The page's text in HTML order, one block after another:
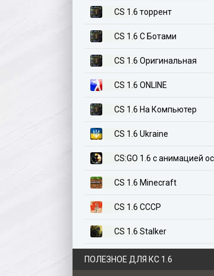
CS 1.6 торрент
CS 1.6 С Ботами
CS 1.6 Оригинальная
CS 1.6 ONLINE
CS 1.6 На Компьютер
CS 1.6 Ukraine
CS:GO 1.6 с анимацией
CS 1.6 Minecraft
CS 1.6 СССР
CS 1.6 Stalker
CS 1.6 Казахстан
ПОЛЕЗНОЕ ДЛЯ КС 1.6